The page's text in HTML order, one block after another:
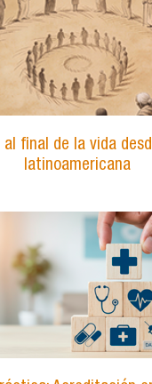
final de la vida
latinoamericana